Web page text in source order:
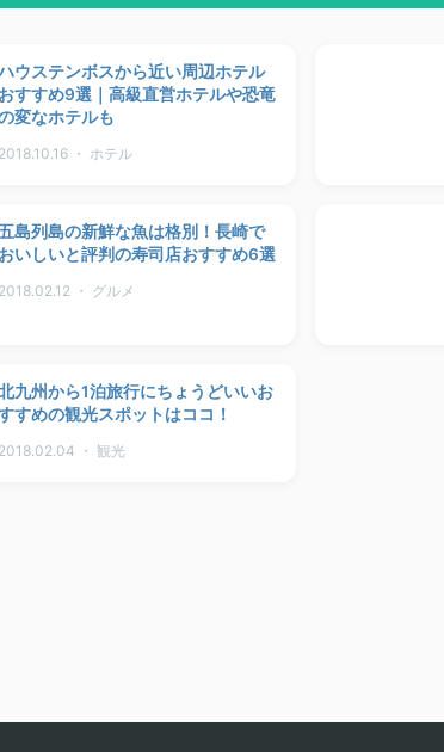
ウステンボスから近い周辺ホテル
おすすめ9選｜高級直営ホテルや恐竜
変なホテルも
2018.10.16 ・ ホテル
島列島の新鮮な魚は格別！長崎で
おいしいと評判の寿司店おすすめ6選
2018.02.12 ・ グルメ
九州から1泊旅行にちょうどいいお
すめの観光スポットはココ！
2018.02.04 ・ 観光